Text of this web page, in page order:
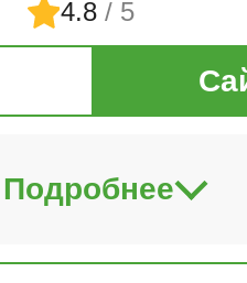
4.8 / 5
Подробнее